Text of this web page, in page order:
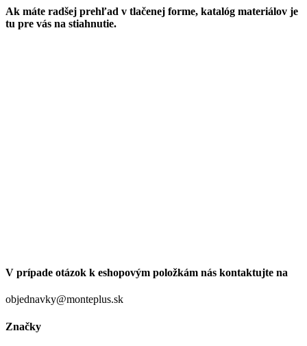
Ak máte radšej prehľad v tlačenej forme, katalóg materiálov je
tu pre vás na stiahnutie.
V prípade otázok k eshopovým položkám nás kontaktujte na
objednavky@monteplus.sk
Značky